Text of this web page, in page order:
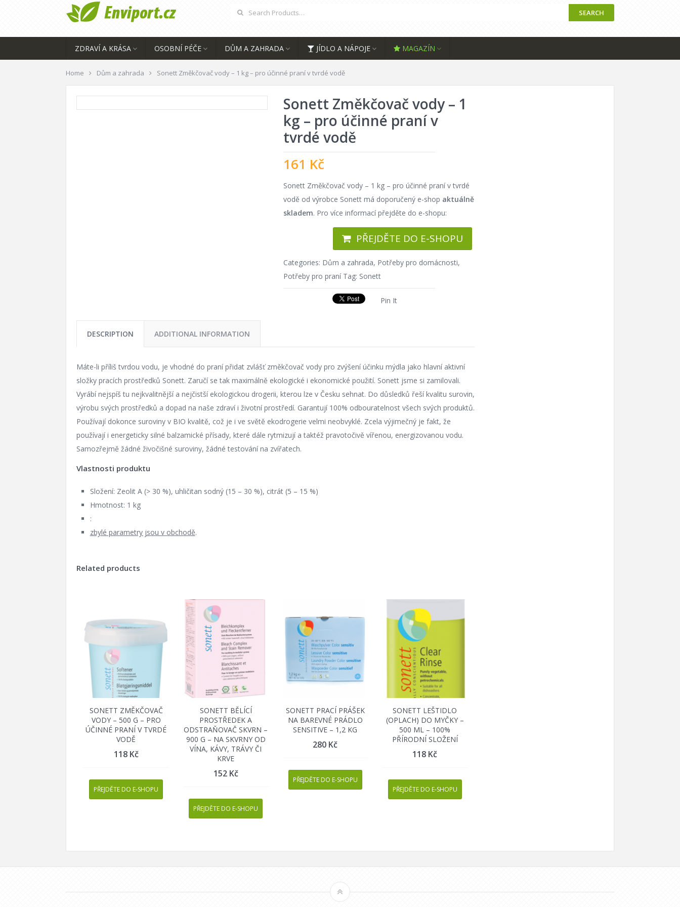
SEARCH
ZDRAVÍ A KRÁSA OSOBNÍ PÉČE DŮM A ZAHRADA JÍDLO A NÁPOJE MAGAZÍN
Home Dům a zahrada Sonett Změkčovač vody – 1 kg – pro účinné praní v tvrdé vodě
Sonett Změkčovač vody – 1
kg – pro účinné praní v
tvrdé vodě
161 Kč
Sonett Změkčovač vody – 1 kg – pro účinné praní v tvrdé
vodě od výrobce Sonett má doporučený e-shop aktuálně
skladem. Pro více informací přejděte do e-shopu:
PŘEJDĚTE DO E-SHOPU
Categories: Dům a zahrada, Potřeby pro domácnosti,
Potřeby pro praní Tag: Sonett
Pin It
DESCRIPTION ADDITIONAL INFORMATION
Máte-li příliš tvrdou vodu, je vhodné do praní přidat zvlášť změkčovač vody pro zvýšení účinku mýdla jako hlavní aktivní
složky pracích prostředků Sonett. Zaručí se tak maximálně ekologické i ekonomické použití. Sonett jsme si zamilovali.
Vyrábí nejspíš tu nejkvalitnější a nejčistší ekologickou drogerii, kterou lze v Česku sehnat. Do důsledků řeší kvalitu surovin,
výrobu svých prostředků a dopad na naše zdraví i životní prostředí. Garantují 100% odbouratelnost všech svých produktů.
Používají dokonce suroviny v BIO kvalitě, což je i ve světě ekodrogerie velmi neobvyklé. Zcela výjimečný je fakt, že
používají i energeticky silné balzamické přísady, které dále rytmizují a taktéž pravotočivě vířenou, energizovanou vodu.
Samozřejmě žádné živočišné suroviny, žádné testování na zvířatech.
Vlastnosti produktu
Složení: Zeolit A (> 30 %), uhličitan sodný (15 – 30 %), citrát (5 – 15 %)
Hmotnost: 1 kg
:
zbylé parametry jsou v obchodě.
Related products
SONETT ZMĚKČOVAČ
VODY – 500 G – PRO
ÚČINNÉ PRANÍ V TVRDÉ
VODĚ
118 Kč
PŘEJDĚTE DO E-SHOPU
SONETT BĚLÍCÍ
PROSTŘEDEK A
ODSTRAŇOVAČ SKVRN –
900 G – NA SKVRNY OD
VÍNA, KÁVY, TRÁVY ČI
KRVE
152 Kč
PŘEJDĚTE DO E-SHOPU
SONETT PRACÍ PRÁŠEK
NA BAREVNÉ PRÁDLO
SENSITIVE – 1,2 KG
280 Kč
PŘEJDĚTE DO E-SHOPU
SONETT LEŠTIDLO
(OPLACH) DO MYČKY –
500 ML – 100%
PŘÍRODNÍ SLOŽENÍ
118 Kč
PŘEJDĚTE DO E-SHOPU